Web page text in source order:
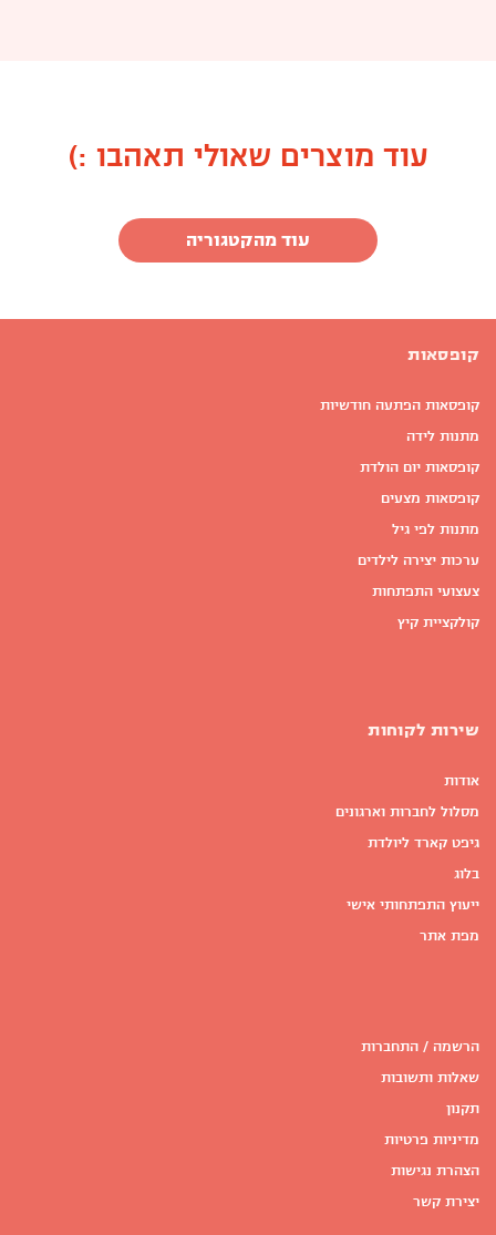
עוד מוצרים שאולי תאהבו :)
עוד מהקטגוריה
קופסאות
קופסאות הפתעה חודשיות
מתנות לידה
קופסאות יום הולדת
קופסאות מצעים
מתנות לפי גיל
ערכות יצירה לילדים
צעצועי התפתחות
קולקציית קיץ
שירות לקוחות
אודות
מסלול לחברות וארגונים
גיפט קארד ליולדת
בלוג
ייעוץ התפתחותי אישי
מפת אתר
הרשמה / התחברות
שאלות ותשובות
תקנון
מדיניות פרטיות
הצהרת נגישות
יצירת קשר